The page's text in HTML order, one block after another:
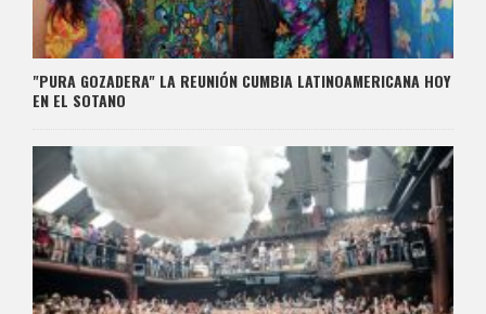
"PURA GOZADERA" LA REUNIÓN CUMBIA LATINOAMERICANA HOY
EN EL SOTANO